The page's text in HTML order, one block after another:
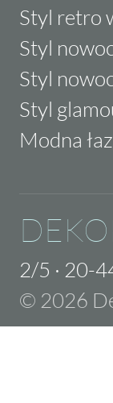
Styl retro
Styl
Styl
Styl
Modna
2/5 · 20-
© 2026